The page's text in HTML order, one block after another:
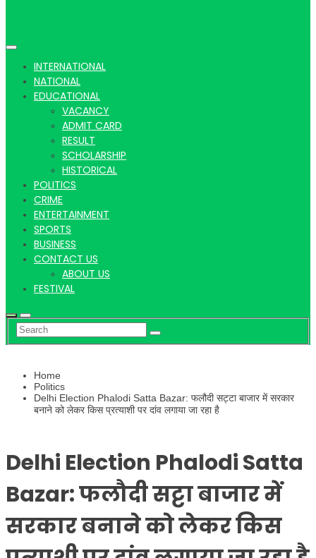
Latest
Hindi
News
INTERNATIONAL
NATIONAL
EDUCATIONAL
VACANCY
ADMIT CARD
RESULT
SCHOLARSHIP
HISTORICAL
POLITICS
CRIME
ENTERTAINMENT
SPORTS
BUSINESS
CONTACT US
ABOUT US
FESTIVAL
Home
Politics
Delhi Election Phalodi Satta Bazar: फलौदी सट्टा बाजार में सरकार
बनाने को लेकर किस प्रत्याशी पर दांव लगाया जा रहा है
Delhi Election Phalodi Satta
Bazar: फलौदी सट्टा बाजार में
सरकार बनाने को लेकर किस